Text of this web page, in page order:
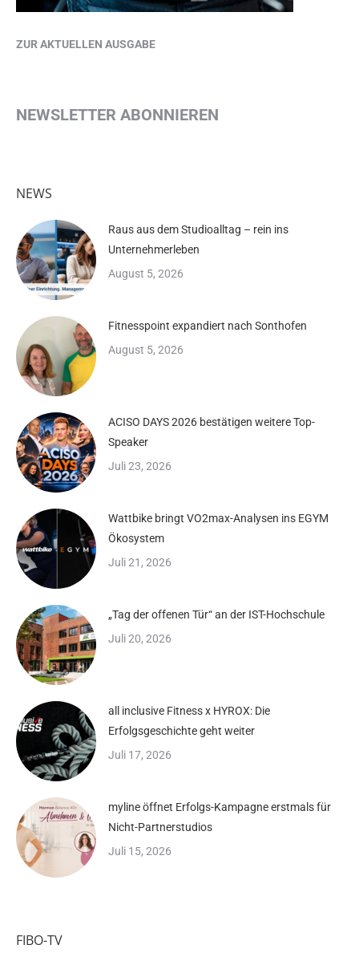
ZUR AKTUELLEN AUSGABE
NEWSLETTER ABONNIEREN
NEWS
Raus aus dem Studioalltag – rein ins
Unternehmerleben
August 5, 2026
Fitnesspoint expandiert nach Sonthofen
August 5, 2026
ACISO DAYS 2026 bestätigen weitere Top-
Speaker
Juli 23, 2026
Wattbike bringt VO2max-Analysen ins EGYM
Ökosystem
Juli 21, 2026
„Tag der offenen Tür“ an der IST-Hochschule
Juli 20, 2026
all inclusive Fitness x HYROX: Die
Erfolgsgeschichte geht weiter
Juli 17, 2026
myline öffnet Erfolgs-Kampagne erstmals für
Nicht-Partnerstudios
Juli 15, 2026
FIBO-TV